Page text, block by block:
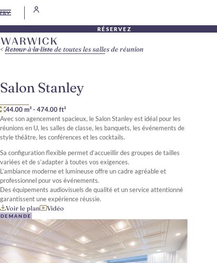
FR
RÉSERVEZ
Salon Stanley
44.00 m²- 474.00 ft²
Avec son agencement spacieux, le Salon Stanley est idéal pour les
réunions en U, les salles de classe, les banquets, les événements de
style théâtre, les conférences et les cocktails.
Sa configuration flexible permet d’accueillir des groupes de tailles
variées et de s’adapter à toutes vos exigences.
L’ambiance moderne et lumineuse offre un cadre agréable et
professionnel pour vos événements.
Des équipements audiovisuels de qualité et un service attentionné
garantissent une expérience réussie.
Voir le plan
Vidéo
DEMANDE
Retour à la liste de toutes les salles de réunion